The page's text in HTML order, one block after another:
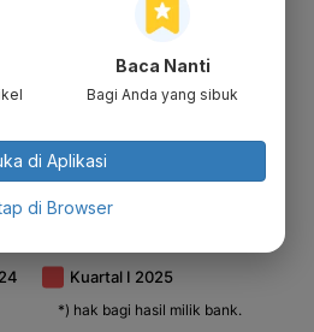
Baca Nanti
Bagi Anda yang sibuk
di Aplikasi
di Browser